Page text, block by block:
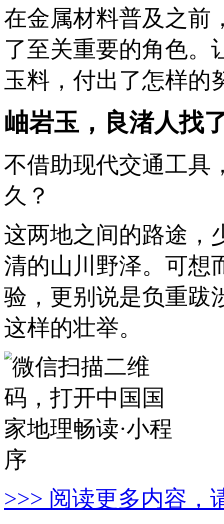
在金属材料普及之前
了至关重要的角色。
玉料，付出了怎样的
岫岩玉，良渚人找
不借助现代交通工具
久？
这两地之间的路途，
清的山川野泽。可想
验，更别说是负重跋
这样的壮举。
>>> 阅读更多内容，